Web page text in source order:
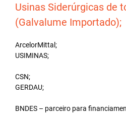
Usinas Siderúrgicas de
(Galvalume Importado);
ArcelorMittal;
USIMINAS;
CSN;
GERDAU;
BNDES – parceiro para